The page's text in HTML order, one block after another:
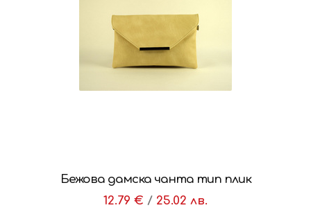
Бежова дамска чанта тип плик
12.79 € / 25.02 лв.